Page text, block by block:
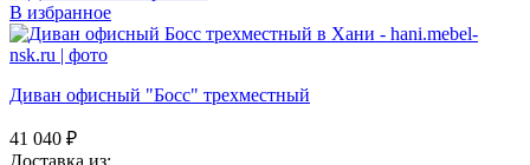
В избранное
Диван офисный "Босс" трехместный
41 040 ₽
Доставка из: